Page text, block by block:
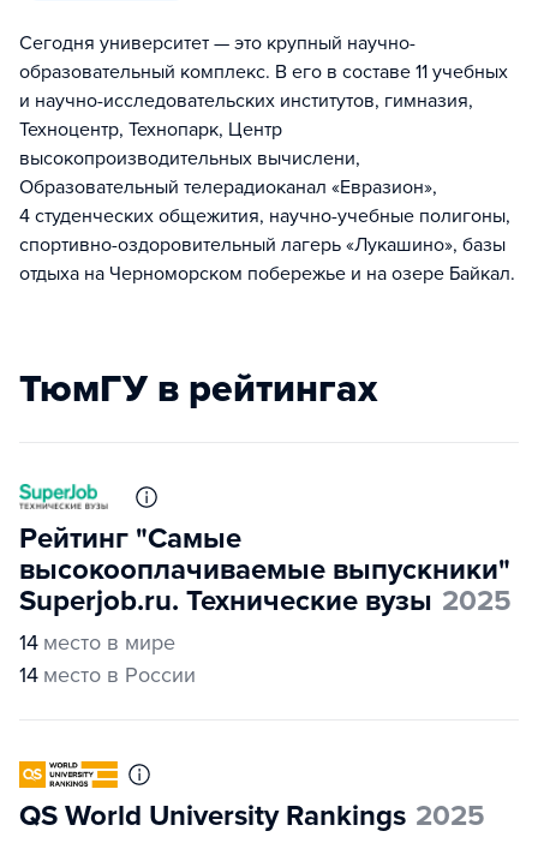
Сегодня университет — это крупный научно-
образовательный комплекс. В его в составе 11 учебных
и научно-исследовательских институтов, гимназия,
Техноцентр, Технопарк, Центр
высокопроизводительных вычислени,
Образовательный телерадиоканал «Евразион»,
4 студенческих общежития, научно-учебные полигоны,
спортивно-оздоровительный лагерь «Лукашино», базы
отдыха на Черноморском побережье и на озере Байкал.
ТюмГУ в рейтингах
Рейтинг "Самые
высокооплачиваемые выпускники"
Superjob.ru. Технические вузы 2025
14 место в мире
14 место в России
QS World University Rankings 2025